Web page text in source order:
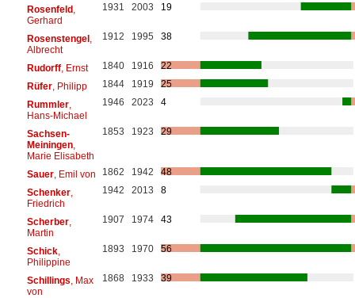
Rosenfeld ,
Gerhard
1931 2003 19
Rosenstengel ,
Albrecht
1912 1995 38
Rudorff, Ernst 1840 1916
22
Rüfer, Philipp 1844 1919
25
Rummler,
Hans-Michael
1946 2023 4
Sachsen-
Meiningen,
Marie Elisabeth
1853 1923 29
Sauer, Emil von 1862 1942
48
Schenker,
Friedrich
1942 2013 8
Scherber,
Martin
1907 1974 43
Schick,
Philippine
1893 1970 56
Schillings, Max
von
1868 1933 39